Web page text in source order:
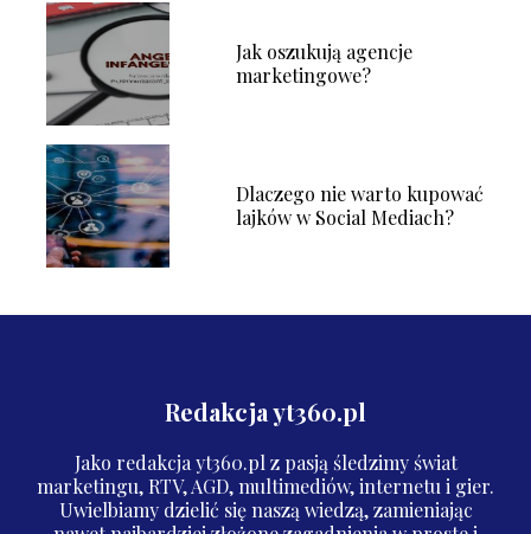
Jak oszukują agencje
marketingowe?
Dlaczego nie warto kupować
lajków w Social Mediach?
Redakcja yt360.pl
Jako redakcja yt360.pl z pasją śledzimy świat
marketingu, RTV, AGD, multimediów, internetu i gier.
Uwielbiamy dzielić się naszą wiedzą, zamieniając